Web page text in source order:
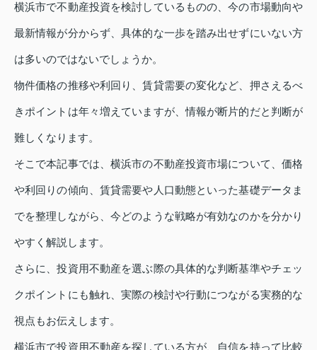
横浜市で不動産投資を検討しているものの、今の市場動向や
最新情報が分からず、具体的な一歩を踏み出せずにいない方
は多いのではないでしょうか。
物件価格の推移や利回り、賃貸需要の変化など、押さえるべ
きポイントは年々増えていますが、情報が断片的だと判断が
難しくなります。
そこで本記事では、横浜市の不動産投資市場について、価格
や利回りの傾向、賃貸需要や人口動態といった基礎データま
でを整理しながら、今どのような戦略が有効なのかを分かり
やすく解説します。
さらに、投資用不動産を選ぶ際の具体的な判断基準やチェッ
クポイントにも触れ、実際の検討や行動につながる実務的な
視点もお伝えします。
横浜市で投資用不動産を探している方が、自信を持って比較